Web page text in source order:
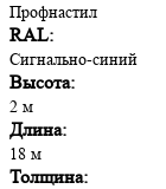
Профнастил
RAL:
Сигнально-синий
Высота:
2 м
Длина:
18 м
Толщина: